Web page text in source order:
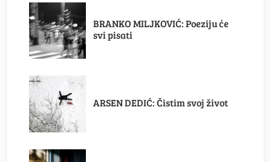
BRANKO MILJKOVIĆ: Poeziju će
svi pisati
ARSEN DEDIĆ: Čistim svoj život